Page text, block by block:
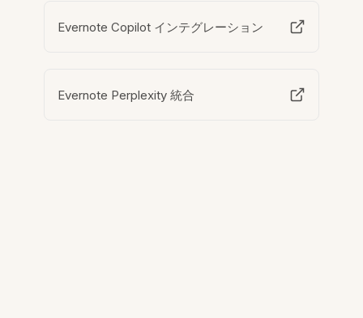
Evernote Copilot インテグレーション
Evernote Perplexity 統合